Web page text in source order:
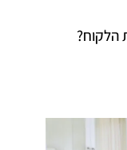
הלקוח?